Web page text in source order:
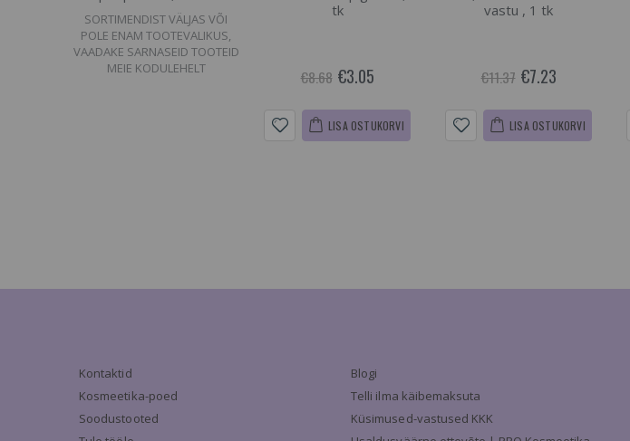
SORTIMENDIST VÄLJAS VÕI
POLE ENAM TOOTEVALIKUS,
VAADAKE SARNASEID TOOTEID
MEIE KODULEHELT
tk
€8.68 €3.05
LISA OSTUKORVI
vastu , 1 tk
€11.37 €7.23
LISA OSTUKORVI
Kontaktid
Kosmeetika-poed
Soodustooted
Blogi
Telli ilma käibemaksuta
Küsimused-vastused KKK